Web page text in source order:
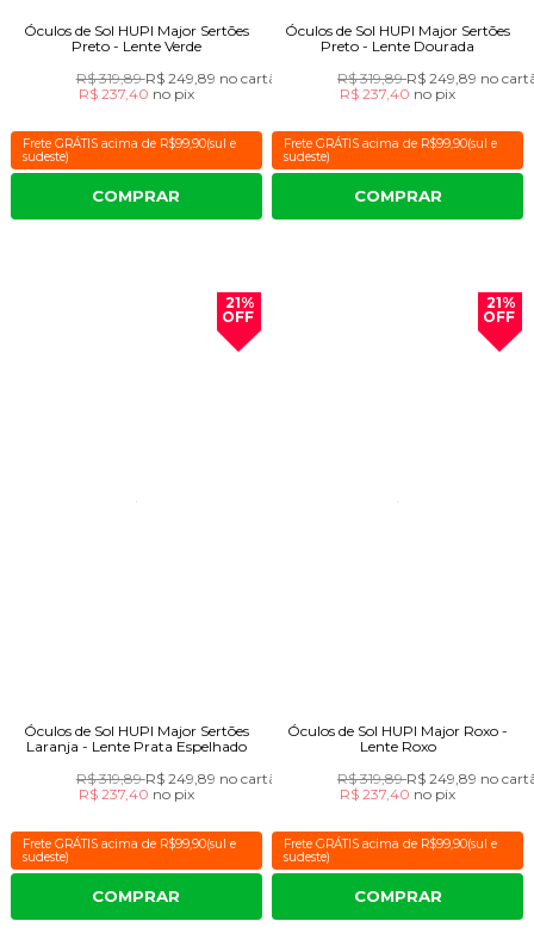
Óculos de Sol HUPI Major Sertões
Preto - Lente Verde
R$ 319,89R$ 249,89 no cartão
R$ 237,40 no pix
Frete GRÁTIS acima de R$99,90(sul e
sudeste)
COMPRAR
Óculos de Sol HUPI Major Sertões
Preto - Lente Dourada
R$ 319,89R$ 249,89 no
R$ 237,40 no pix
Frete GRÁTIS acima de R$99,90(sul e
sudeste)
COMPRAR
21%
OFF
Óculos de Sol HUPI Major Sertões
Laranja - Lente Prata Espelhado
R$ 319,89R$ 249,89 no cartão
R$ 237,40 no pix
Frete GRÁTIS acima de R$99,90(sul e
sudeste)
COMPRAR
21%
OFF
Óculos de Sol HUPI Major Roxo -
Lente Roxo
R$ 319,89R$ 249,89 no
R$ 237,40 no pix
Frete GRÁTIS acima de R$99,90(sul e
sudeste)
COMPRAR